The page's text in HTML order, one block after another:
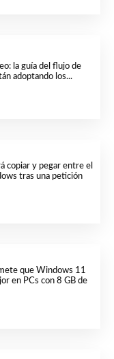
la guía del flujo de
adoptando los...
copiar y pegar entre el
tras una petición
que Windows 11
en PCs con 8 GB de